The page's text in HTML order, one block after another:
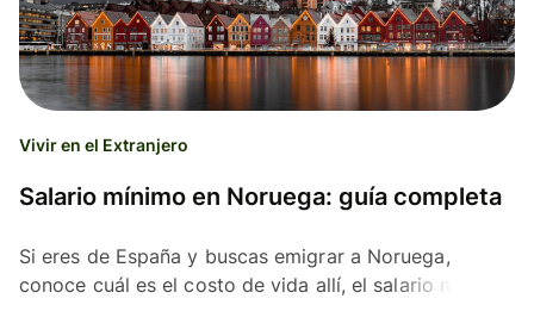
Vivir en el Extranjero
Salario mínimo en Noruega: guía completa
Si eres de España y buscas emigrar a Noruega,
conoce cuál es el costo de vida allí, el salario mínimo